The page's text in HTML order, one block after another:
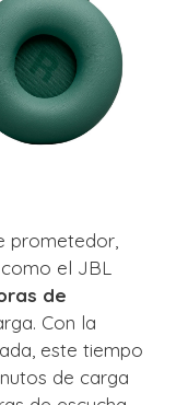
prometedor,
el JBL
de
Con la
este tiempo
de carga